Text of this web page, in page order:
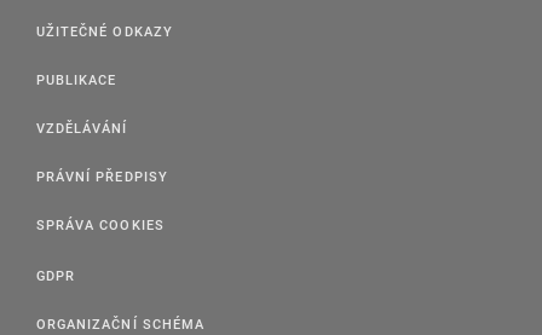
UŽITEČNÉ ODKAZY
PUBLIKACE
VZDĚLÁVÁNÍ
PRÁVNÍ PŘEDPISY
SPRÁVA COOKIES
GDPR
ORGANIZAČNÍ SCHÉMA